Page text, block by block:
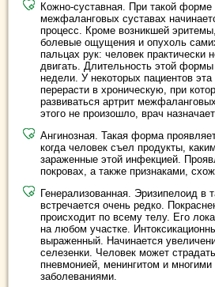
Кожно-суставная. При такой форме
межфаланговых суставах
процесс. Кроме возникшей
болевые ощущения и опухоль
пальцах рук: человек практически
двигать. Длительность этой
недели. У некоторых пациентов
перерасти в хроническую, при
развиваться артрит
этого не произошло, врач
Ангинозная. Такая форма
когда человек съел продукты,
зараженные этой инфекцией.
покровах, а также признаками,
Генерализованная. Эризипелоид в
встречается очень редко.
происходит по всему телу. Его
на любом участке.
выраженный. Начинается
селезенки. Человек может
пневмонией, менингитом и многими
заболеваниями.